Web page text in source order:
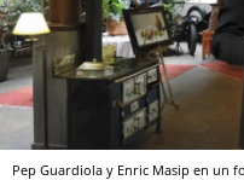
Pep Guardiola y Enric Masip en un